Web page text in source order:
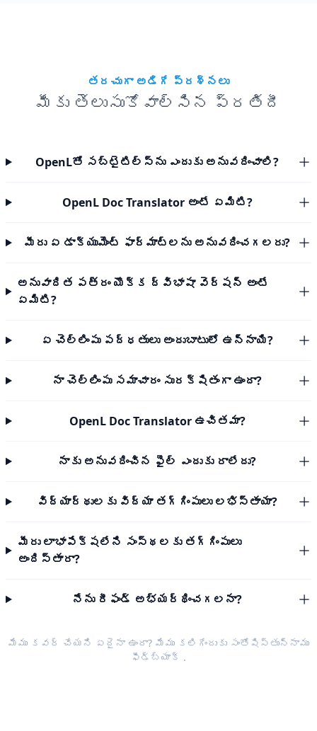
తరచుగా అడిగే ప్రశ్నలు
మీకు తెలుసుకోవాల్సిన ప్రతిదీ
OpenLతో సబ్‌టైటిల్స్‌ను ఎందుకు అనువదించాలి?
OpenL Doc Translator అంటే ఏమిటి?
మీరు ఏ డాక్యుమెంట్ ఫార్మాట్‌లను అనువదించగలరు?
అనువాదిత పత్రం యొక్క ద్విభాషా వెర్షన్ అంటే
ఏమిటి?
ఏ చెల్లింపు పద్ధతులు అందుబాటులో ఉన్నాయి?
నా చెల్లింపు సమాచారం సురక్షితంగా ఉందా?
OpenL Doc Translator ఉచితమా?
నాకు అనువదించిన ఫైల్ ఎందుకు రాలేదు?
విద్యార్థులకు విద్యా తగ్గింపులు లభిస్తాయా?
మీరు లాభాపేక్షలేని సంస్థలకు తగ్గింపులు
అందిస్తారా?
నేను రీఫండ్ అభ్యర్థించగలనా?
మేము కవర్ చేయని ఏదైనా ఉందా? మేము కలిగేందుకు సంతోషిస్తున్నాము
ఫీడ్‌బ్యాక్ .